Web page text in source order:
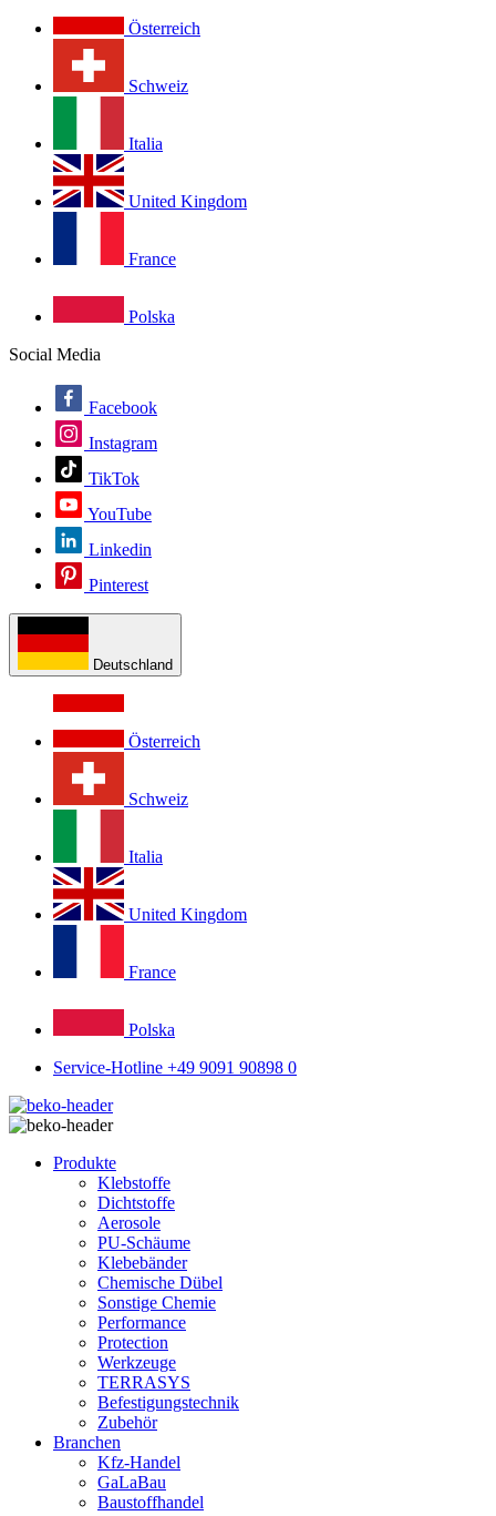
Österreich
Schweiz
Italia
United Kingdom
France
Polska
Social Media
Facebook
Instagram
TikTok
YouTube
Linkedin
Pinterest
Deutschland
Österreich
Schweiz
Italia
United Kingdom
France
Polska
Service-Hotline +49 9091 90898 0
Produkte
Klebstoffe
Dichtstoffe
Aerosole
PU-Schäume
Klebebänder
Chemische Dübel
Sonstige Chemie
Performance
Protection
Werkzeuge
TERRASYS
Befestigungstechnik
Zubehör
Branchen
Kfz-Handel
GaLaBau
Baustoffhandel